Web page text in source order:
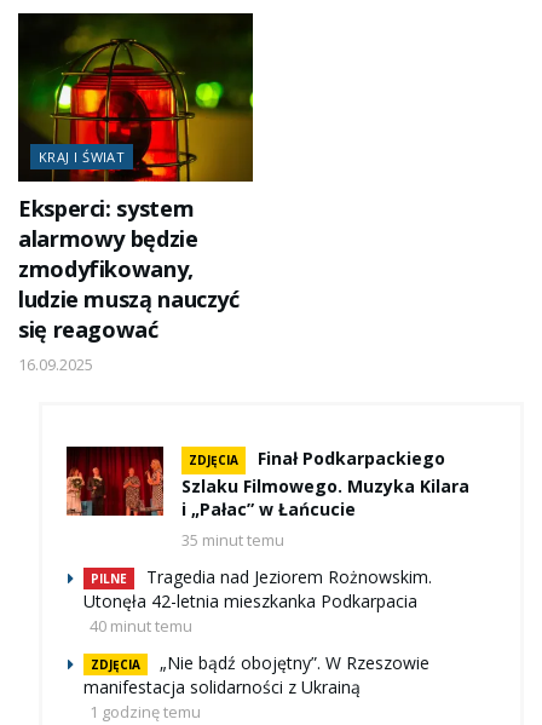
KRAJ I ŚWIAT
Eksperci: system
alarmowy będzie
zmodyfikowany,
ludzie muszą nauczyć
się reagować
16.09.2025
ZDJĘCIA
Finał Podkarpackiego
Szlaku Filmowego. Muzyka Kilara
i „Pałac” w Łańcucie
35 minut temu
PILNE
Tragedia nad Jeziorem Rożnowskim.
Utonęła 42-letnia mieszkanka Podkarpacia
40 minut temu
ZDJĘCIA
„Nie bądź obojętny”. W Rzeszowie
manifestacja solidarności z Ukrainą
1 godzinę temu